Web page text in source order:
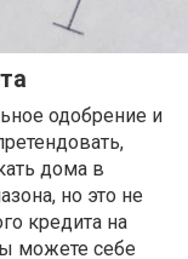
одобрение и
дома в
но это не
кредита на
можете себе